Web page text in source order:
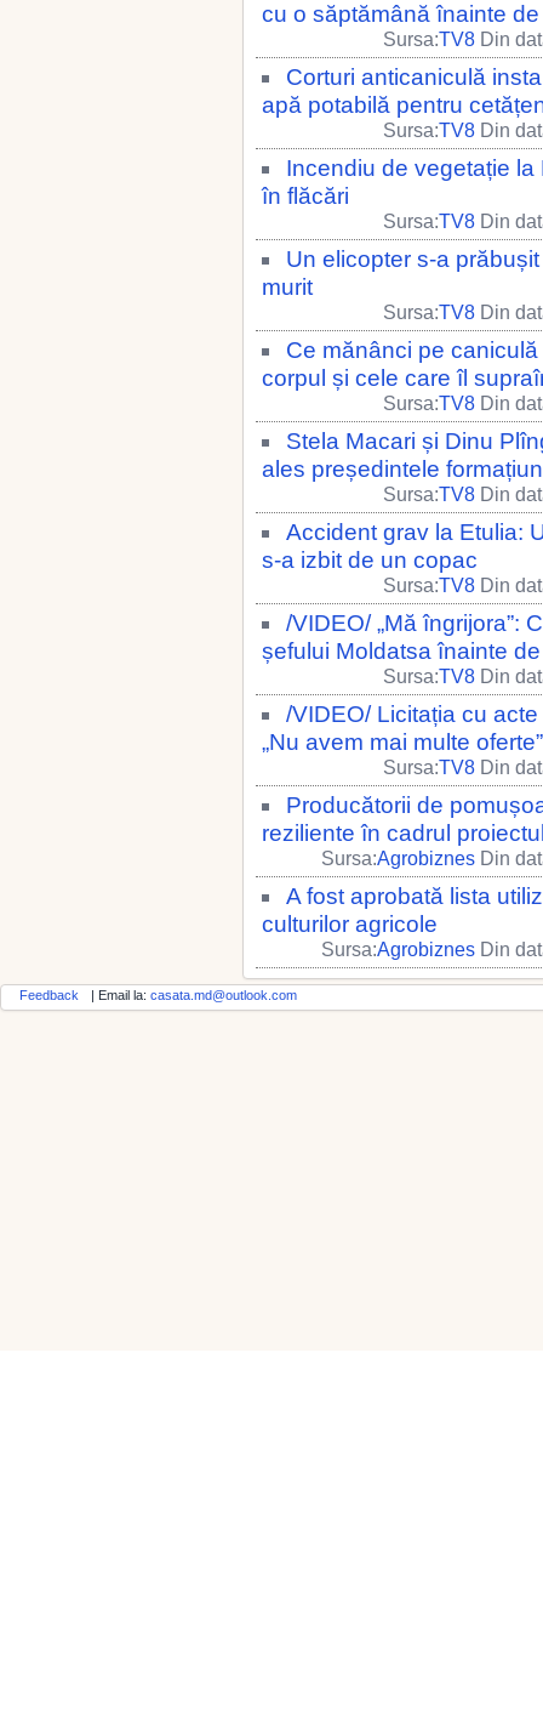
cu o săptămână înainte
Sursa:TV8 Din
Corturi anticaniculă
apă potabilă pentru
Sursa:TV8 Din
Incendiu de vegetație
în flăcări
Sursa:TV8 Din
Un elicopter s-a
murit
Sursa:TV8 Din
Ce mănânci pe
corpul și cele care îl
Sursa:TV8 Din
Stela Macari și Dinu
ales președintele
Sursa:TV8 Din
Accident grav la Etulia:
s-a izbit de un copac
Sursa:TV8 Din
/VIDEO/ „Mă îngrijora”:
șefului Moldatsa înainte
Sursa:TV8 Din
/VIDEO/ Licitația cu
„Nu avem mai multe oferte”
Sursa:TV8 Din
Producătorii de
reziliente în cadrul
Sursa:Agrobiznes Din
A fost aprobată lista
culturilor agricole
Sursa:Agrobiznes Din
Feedback | Email la: casata.md@outlook.com